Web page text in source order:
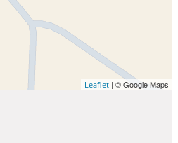
Leaflet | © Google Maps